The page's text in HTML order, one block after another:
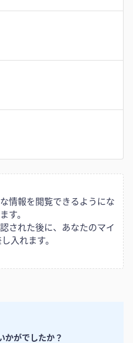
情報を閲覧できるようにな
す。
された後に、あなたのマイ
入れます。
かがでしたか？